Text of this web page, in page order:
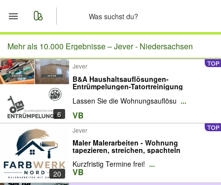
Start
Merkliste
Nachrichten
Anzeige aufgeben
Mehr als 10.000 Ergebnisse –Jever - Niedersachsen
6
Jever
B&A Haushaltsauflösungen-
Entrümpelungen-Tatortreinigung
Lassen Sie die Wohnungsauflösu ...
VB
20
Jever
Maler Malerarbeiten - Wohnung
tapezieren, streichen, spachteln
Kurzfristig Termine frei! ...
VB